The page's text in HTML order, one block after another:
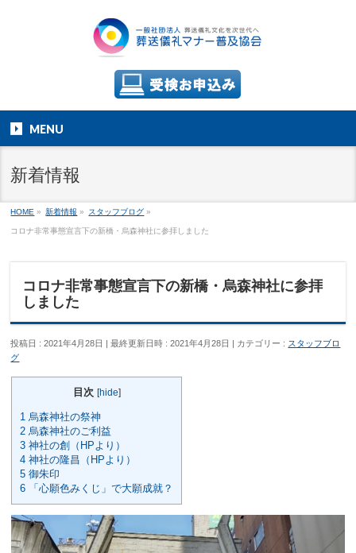
MENU
新着情報
HOME » 新着情報 » スタッフブログ »
コロナ非常事態宣言下の新橋・烏森神社に参拝しました
コロナ非常事態宣言下の新橋・烏森神社に参拝
しました
投稿日 : 2021年4月28日 最終更新日時 : 2021年4月28日 カテゴリー : スタッフブロ
グ
目次 [hide]
1 烏森神社の祭神
2 烏森神社のご利益
3 神社の創（HPより）
4 神社の隆昌（HPより）
5 御朱印
6 「心願色みくじ」で大願成就？